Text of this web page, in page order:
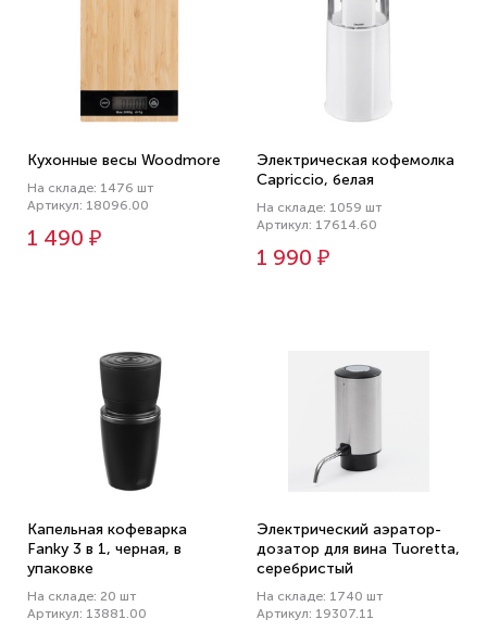
Кухонные весы Woodmore
На складе: 1476 шт
Артикул: 18096.00
1 490 ₽
Электрическая кофемолка
Capriccio, белая
На складе: 1059 шт
Артикул: 17614.60
1 990 ₽
Капельная кофеварка
Fanky 3 в 1, черная, в
упаковке
На складе: 20 шт
Артикул: 13881.00
Электрический аэратор-
дозатор для вина Tuoretta,
серебристый
На складе: 1740 шт
Артикул: 19307.11